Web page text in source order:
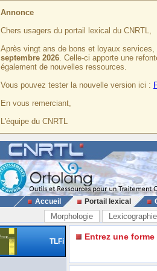
Annonce
Chers usagers du portail lexical du CNRTL,
Après vingt ans de bons et loyaux
septembre 2026. Celle-ci apporte une
également de nouvelles ressources.
Vous pouvez tester la nouvelle version ici :
En vous remerciant,
L'équipe du CNRTL
Accueil Portail lexical
Morphologie Lexicographie
TLFi Entrez une forme